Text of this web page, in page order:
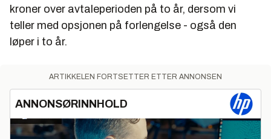
kroner over avtaleperioden på to år, dersom vi
teller med opsjonen på forlengelse - også den
løper i to år.
ARTIKKELEN FORTSETTER ETTER ANNONSEN
ANNONSØRINNHOLD